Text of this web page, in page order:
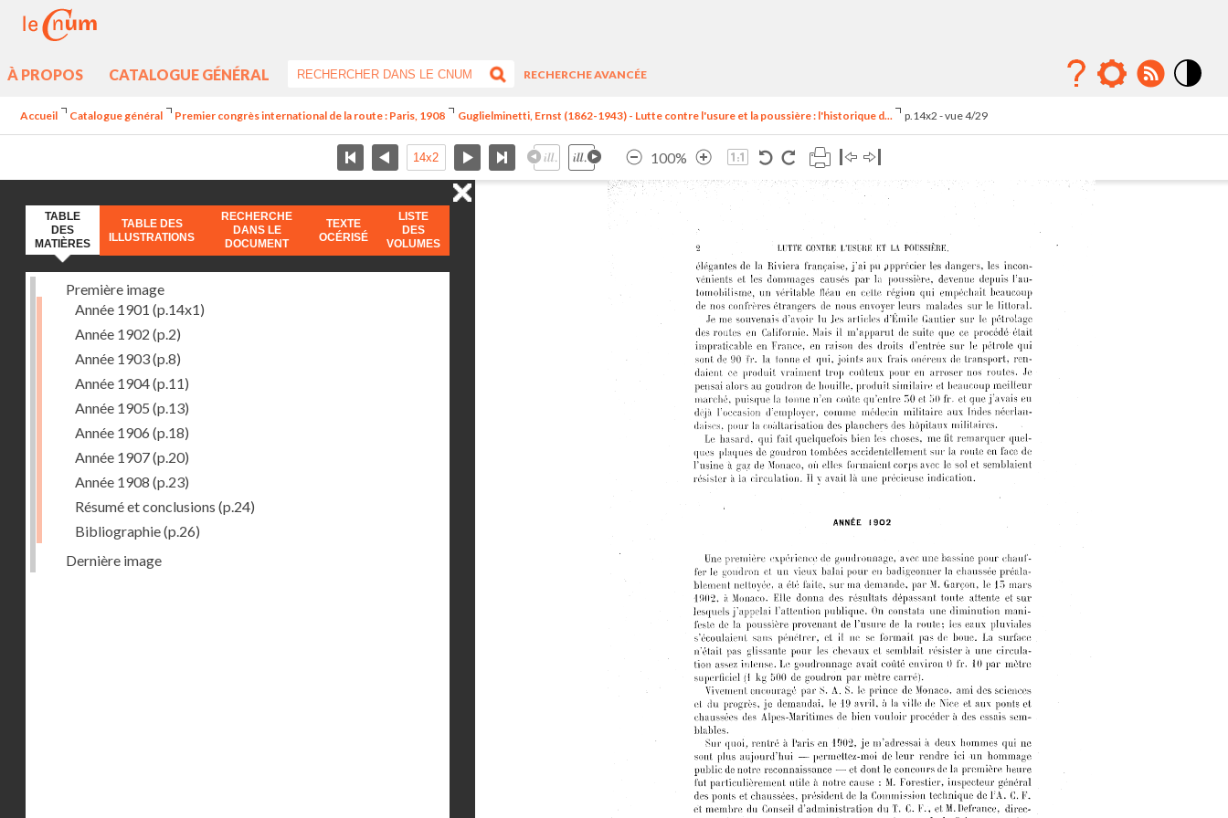
À PROPOS CATALOGUE GÉNÉRAL
RECHERCHE AVANCÉE
Accueil Catalogue général Premier congrès international de la route : Paris, 1908 Guglielminetti, Ernst (1862-1943) - Lutte contre l'usure et la poussière : l'historique d... p.14x2 - vue 4/29
100%
TABLE
DES
MATIÈRES
TABLE DES
ILLUSTRATIONS
RECHERCHE
DANS LE
DOCUMENT
TEXTE
OCÉRISÉ
LISTE
DES
VOLUMES
Première image
Année 1901 (p.14x1)
Année 1902 (p.2)
Année 1903(p.8)
Année 1904(p.11)
Année 1905 (p.13)
Année 1906 (p.18)
Année 1907(p.20)
Année 1908 (p.23)
Résumé et conclusions (p.24)
Bibliographie(p.26)
Dernière image